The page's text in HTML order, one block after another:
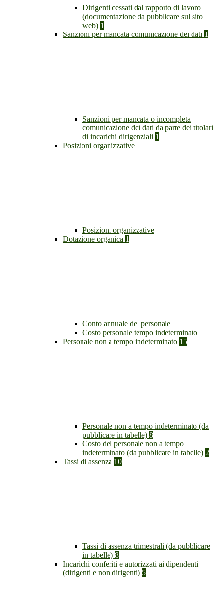
Dirigenti cessati dal rapporto di lavoro
(documentazione da pubblicare sul sito
web) 1
Sanzioni per mancata comunicazione dei dati 1
Sanzioni per mancata o incompleta
comunicazione dei dati da parte dei titolari
di incarichi dirigenziali 1
Posizioni organizzative
Posizioni organizzative
Dotazione organica 1
Conto annuale del personale
Costo personale tempo indeterminato
Personale non a tempo indeterminato 15
Personale non a tempo indeterminato (da
pubblicare in tabelle) 8
Costo del personale non a tempo
indeterminato (da pubblicare in tabelle) 2
Tassi di assenza 10
Tassi di assenza trimestrali (da pubblicare
in tabelle) 8
Incarichi conferiti e autorizzati ai dipendenti
(dirigenti e non dirigenti) 5